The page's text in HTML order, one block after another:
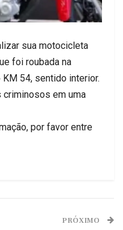
sua motocicleta
foi roubada na
KM 54, sentido interior.
em uma
por favor entre
PRÓXIMO